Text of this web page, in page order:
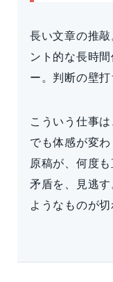
長い文章の推
ント的な長時
ー。判断の壁打
こういう仕事
でも体感が変
原稿が、何度
矛盾を、見逃
ようなものが切